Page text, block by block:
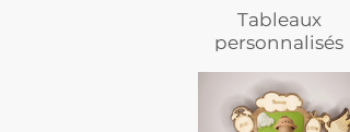
Tableaux
personnalisés